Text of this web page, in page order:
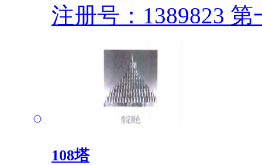
注册号：1389823 第
108塔